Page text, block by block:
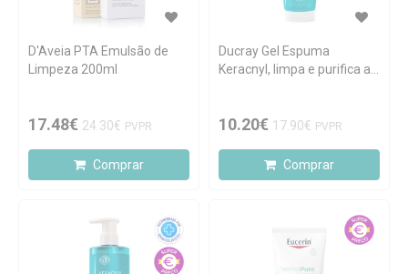
D'Aveia PTA Emulsão de
Limpeza 200ml
17.48€ 24.30€ PVPR
Comprar
Ducray Gel Espuma
Keracnyl, limpa e purifica a
10.20€ 17.90€ PVPR
Comprar